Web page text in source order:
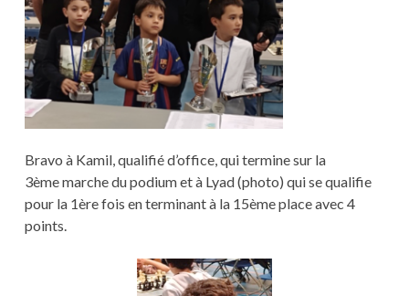
Bravo à Kamil, qualifié d’office, qui termine sur la
3ème marche du podium et à Lyad (photo) qui se qualifie
pour la 1ère fois en terminant à la 15ème place avec 4
points.